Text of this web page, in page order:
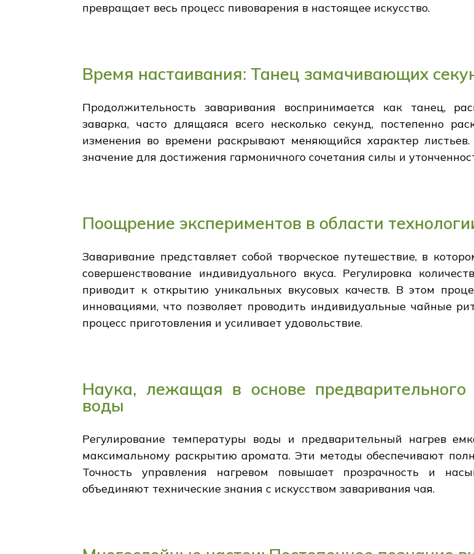
превращает весь процесс пивоварения в настоящее искусство.
Время настаивания: Танец замачивающих
Продолжительность заваривания воспринимается как танец,
заварка, часто длящаяся всего несколько секунд, постепенно
изменения во времени раскрывают меняющийся характер
значение для достижения гармоничного сочетания силы и
Поощрение экспериментов в области
Заваривание представляет собой творческое путешествие, в
совершенствование индивидуального вкуса. Регулировка
приводит к открытию уникальных вкусовых качеств. В этом
инновациями, что позволяет проводить индивидуальные чайные
процесс приготовления и усиливает удовольствие.
Наука, лежащая в основе
воды
Регулирование температуры воды и предварительный нагрев
максимальному раскрытию аромата. Эти методы обеспечивают
Точность управления нагревом повышает прозрачность и
объединяют технические знания с искусством заваривания чая.